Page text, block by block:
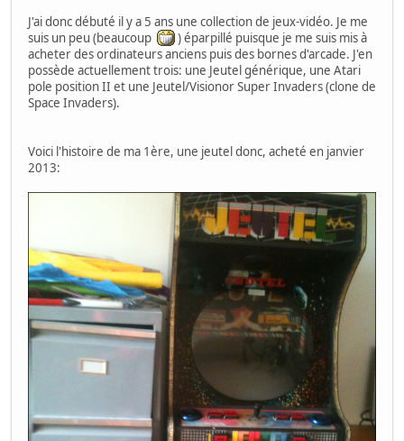
J'ai donc débuté il y a 5 ans une collection de jeux-vidéo. Je me
suis un peu (beaucoup
) éparpillé puisque je me suis mis à
acheter des ordinateurs anciens puis des bornes d'arcade. J'en
possède actuellement trois: une Jeutel générique, une Atari
pole position II et une Jeutel/Visionor Super Invaders (clone de
Space Invaders).
Voici l'histoire de ma 1ère, une jeutel donc, acheté en janvier
2013: